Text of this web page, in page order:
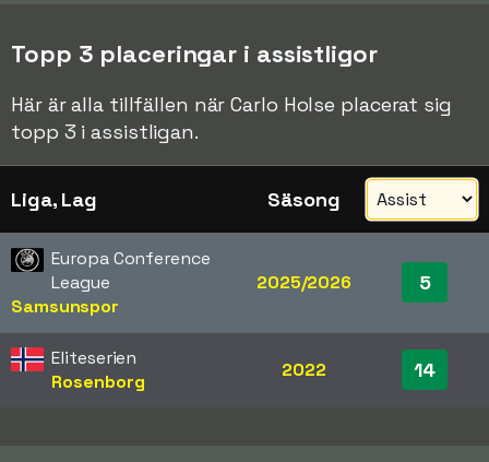
Topp 3 placeringar i assistligor
Här är alla tillfällen när Carlo Holse placerat sig
topp 3 i assistligan.
Liga, Lag Säsong
Europa Conference
League
Samsunspor
2025/2026 5
Eliteserien
Rosenborg
2022 14